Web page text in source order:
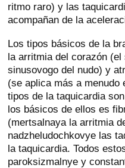
ritmo raro) y las
acompañan de la
Los tipos básicos de la
la arritmia del corazón
sinusovogo del nudo) y
(se aplica más a menudo
tipos de la taquicardia
los básicos de ellos es
(mertsalnaya la arritmia
nadzheludochkovye las
la taquicardia. Todos
paroksizmalnye y